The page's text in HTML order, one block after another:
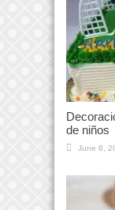
de niños
June 8,